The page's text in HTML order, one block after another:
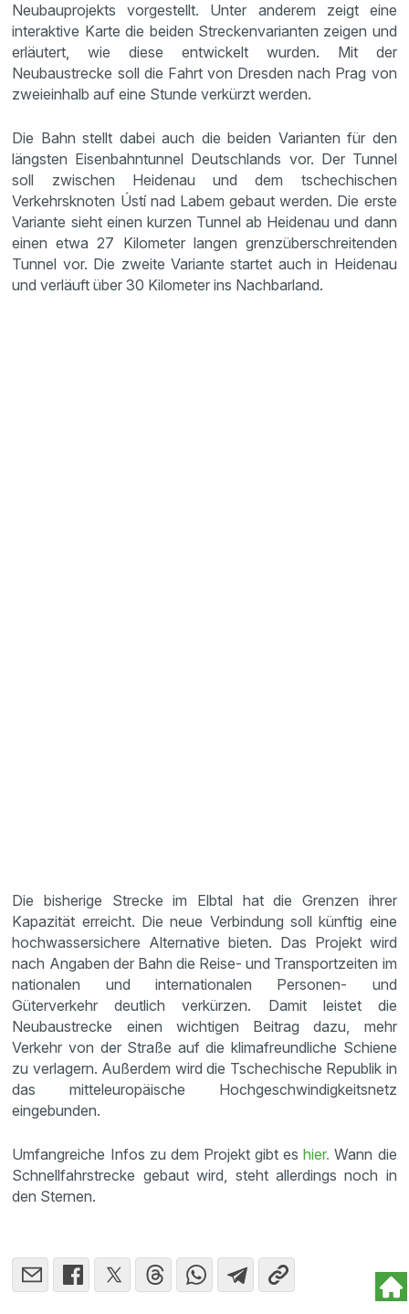
Neubauprojekts vorgestellt. Unter anderem zeigt eine
interaktive Karte die beiden Streckenvarianten zeigen und
erläutert, wie diese entwickelt wurden. Mit der
Neubaustrecke soll die Fahrt von Dresden nach Prag von
zweieinhalb auf eine Stunde verkürzt werden.
Die Bahn stellt dabei auch die beiden Varianten für den
längsten Eisenbahntunnel Deutschlands vor. Der Tunnel
soll zwischen Heidenau und dem tschechischen
Verkehrsknoten Ústí nad Labem gebaut werden. Die erste
Variante sieht einen kurzen Tunnel ab Heidenau und dann
einen etwa 27 Kilometer langen grenzüberschreitenden
Tunnel vor. Die zweite Variante startet auch in Heidenau
und verläuft über 30 Kilometer ins Nachbarland.
Die bisherige Strecke im Elbtal hat die Grenzen ihrer
Kapazität erreicht. Die neue Verbindung soll künftig eine
hochwassersichere Alternative bieten. Das Projekt wird
nach Angaben der Bahn die Reise- und Transportzeiten im
nationalen und internationalen Personen- und
Güterverkehr deutlich verkürzen. Damit leistet die
Neubaustrecke einen wichtigen Beitrag dazu, mehr
Verkehr von der Straße auf die klimafreundliche Schiene
zu verlagern. Außerdem wird die Tschechische Republik in
das mitteleuropäische Hochgeschwindigkeitsnetz
eingebunden.
Umfangreiche Infos zu dem Projekt gibt eshier. Wann die
Schnellfahrstrecke gebaut wird, steht allerdings noch in
den Sternen.